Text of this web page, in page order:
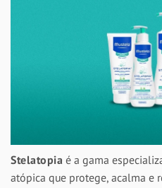
Stelatopia é a gama
atópica que protege, acalma e